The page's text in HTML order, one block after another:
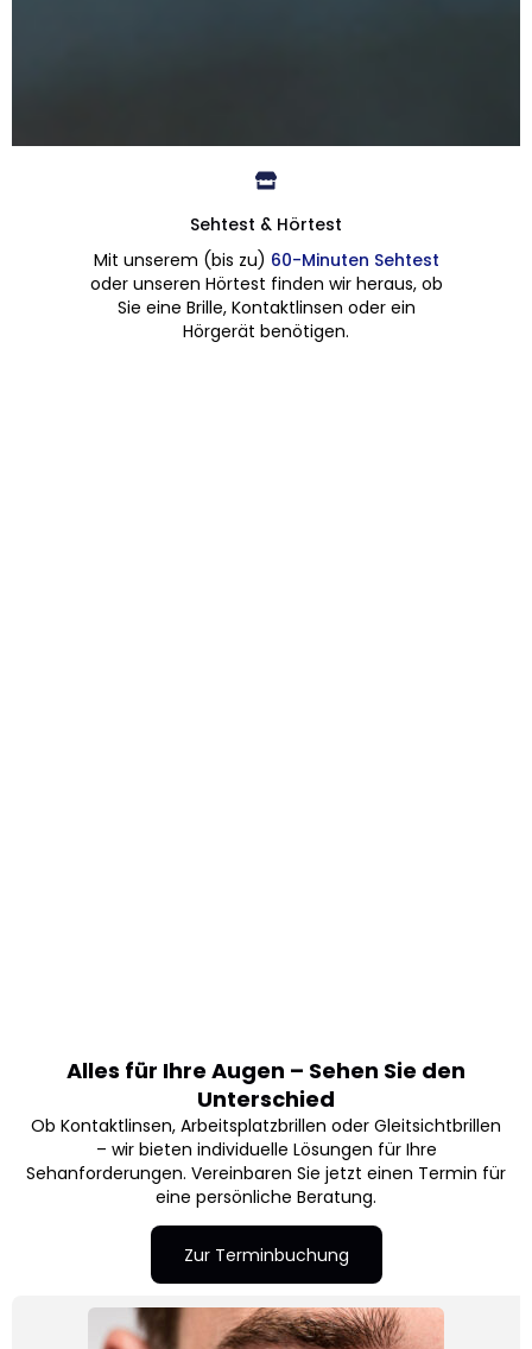
BESTE AUSSICHTEN
Gut beraten, gut sehen
und dazu
Sehtest & Hörtest
Mit unserem (bis zu) 60-Minuten Sehtest
oder unseren Hörtest finden wir heraus, ob
Sie eine Brille, Kontaktlinsen oder ein
Hörgerät benötigen.
Alles für Ihre Augen – Sehen Sie den
Unterschied
Ob Kontaktlinsen, Arbeitsplatzbrillen oder Gleitsichtbrillen
– wir bieten individuelle Lösungen für Ihre
Sehanforderungen. Vereinbaren Sie jetzt einen Termin für
eine persönliche Beratung.
Zur Terminbuchung